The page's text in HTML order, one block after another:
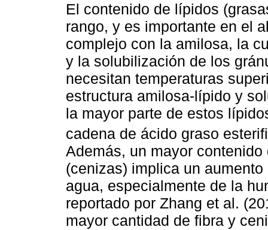
El contenido de lípidos
rango, y es importante en el
complejo con la amilosa, la
y la solubilización de los
necesitan temperaturas
estructura amilosa-lípido y
la mayor parte de estos
cadena de ácido graso
Además, un mayor
(cenizas) implica un
agua, especialmente de la
reportado por Zhang et al.
mayor cantidad de fibra y